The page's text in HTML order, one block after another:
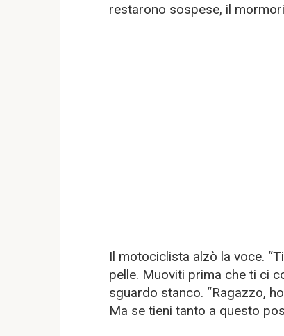
restarono sospese, il
Il motociclista alzò la voce.
pelle. Muoviti prima che ti ci
sguardo stanco. “Ragazzo,
Ma se tieni tanto a questo